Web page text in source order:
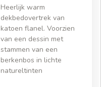
Heerlijk warm
dekbedovertrek van
katoen flanel. Voorzien
van een dessin met
stammen van een
berkenbos in lichte
natureltinten